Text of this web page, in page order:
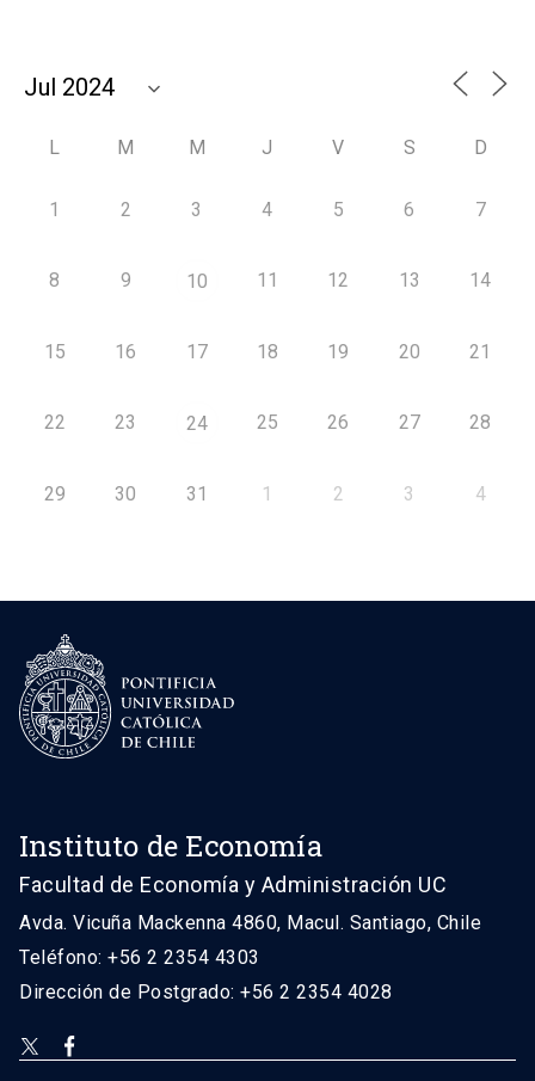
L M M J V S D
1 2 3 4 5 6 7
8 9 10 11 12 13 14
15 16 17 18 19 20 21
22 23 24 25 26 27 28
29 30 31 1 2 3 4
Instituto de Economía
Facultad de Economía y Administración UC
Avda. Vicuña Mackenna 4860, Macul. Santiago, Chile
Teléfono: +56 2 2354 4303
Dirección de Postgrado: +56 2 2354 4028